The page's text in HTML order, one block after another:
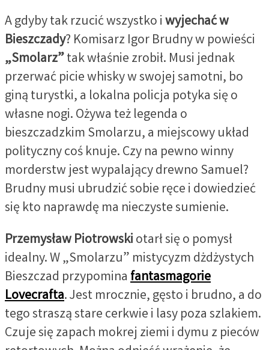
A gdyby tak rzucić wszystko iwyjechać w
Bieszczady? Komisarz Igor Brudny w powieści
„Smolarz”tak właśnie zrobił. Musi jednak
przerwać picie whisky w swojej samotni, bo
giną turystki, a lokalna policja potyka się o
własne nogi. Ożywa też legenda o
bieszczadzkim Smolarzu, a miejscowy układ
polityczny coś knuje. Czy na pewno winny
morderstw jest wypalający drewno Samuel?
Brudny musi ubrudzić sobie ręce i dowiedzieć
się kto naprawdę ma nieczyste sumienie.
Przemysław Piotrowskiotarł się o pomysł
idealny. W „Smolarzu” mistycyzm dżdżystych
Bieszczad przypominafantasmagorie
Lovecrafta. Jest mrocznie, gęsto i brudno, a do
tego straszą stare cerkwie i lasy poza szlakiem.
Czuje się zapach mokrej ziemi i dymu z pieców